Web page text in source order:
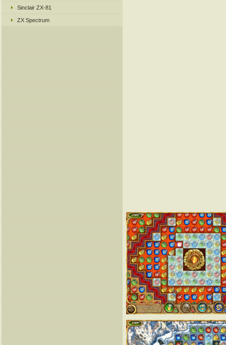
Sinclair ZX-81
ZX Spectrum